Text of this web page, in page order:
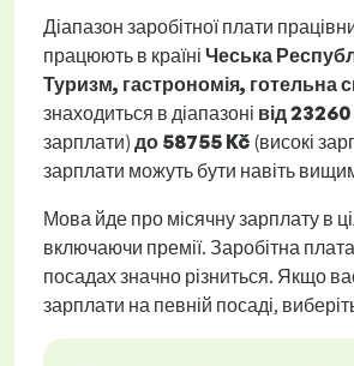
Діапазон заробітної плати
працюють в країні Чеська
Туризм, гастрономія, готельна
знаходиться в діапазоні від23260
зарплати) до 58755 Kč (високі
зарплати можуть бути навіть
Мова йде про місячну зарплату в
включаючи премії. Заробітна
посадах значно різниться. Якщо
зарплати на певній посаді, виберіть